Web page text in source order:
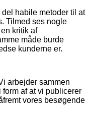
habile metoder til at
Tilmed ses nogle
kritik af
måde burde
kunderne er.
arbejder sammen
af at vi publicerer
vores besøgende